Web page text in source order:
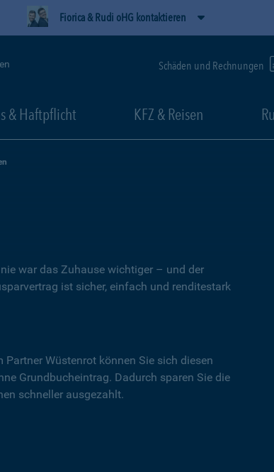
Fiorica & Rudi oHG kontaktieren
Schäden und Rechnungen
& Haftpflicht KFZ & Reisen
war das Zuhause wichtiger – und der
ist sicher, einfach und renditestark
Wüstenrot können Sie sich diesen
Grundbucheintrag. Dadurch sparen Sie die
schneller ausgezahlt.